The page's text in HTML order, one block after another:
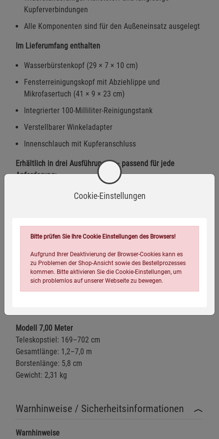
Kupferverbindungen
Alle Komponenten sind für den Außeneinsatz ausgelegt
Im Lieferumfang enthalten
Wasserbürstenkopf (29 × 7 × 10 cm)
Fensterreinigungskopf mit Abziehlippe und
Mikrofasertuch (41 × 9 × 23 cm)
Integrierter 100-Milliliter-Reinigungstank
Verstellbarer Winkeladapter
Innenschlauch mit Kupferanschluss
Erhältlich in drei Ausführungen – passend für jede
Anforderung:
Gewicht: 2,02 kg
Modell 4,60 Meter
Teleskopstiel: 120–450 cm
Gesamtlänge: 1,2–4,6 m
Modell 7,00 Meter
Teleskopstiel: 169–702 cm
Gesamtlänge: 1,2–7,0 m
Borstenlänge: 5,8 cm
Gewicht: 2,31 kg
Warnhinweise / Sicherheitsinformationen
Warnhinweise
Cookie-Einstellungen
Bitte prüfen Sie Ihre Cookie Einstellungen des Browsers!
Aufgrund Ihrer Deaktivierung der Browser-Cookies kann es
zu Problemen der Shop-Ansicht sowie des Bestellprozesses
kommen. Bitte aktivieren Sie die Cookie-Einstellungen, um
sich problemlos auf unserer Webseite zu bewegen.
Einstellungen speichern für die Gruppe
Notwendige Cookies (5)